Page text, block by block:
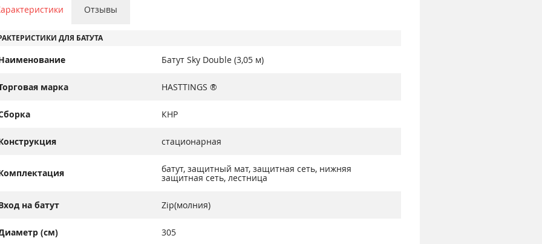
ДЛЯ БАТУТА
Батут Sky Double (3,05 м)
марка HASTTINGS ®
КНР
стационарная
батут, защитный мат, защитная сеть, нижняя
защитная сеть, лестница
на батут Zip(молния)
(см) 305
Отзывы